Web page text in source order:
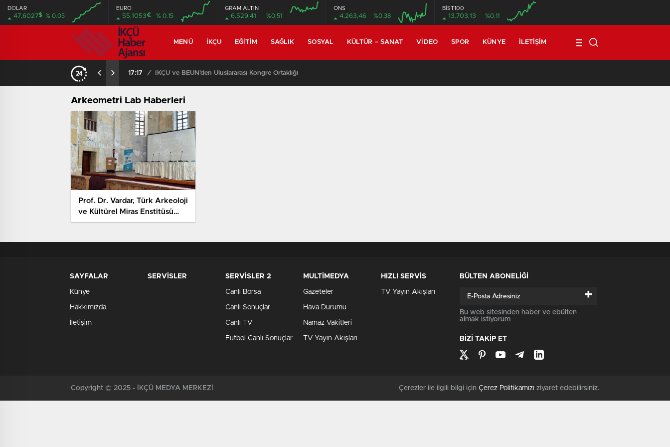
DOLAR
47,6027$ % 0.05
EURO
55,1053€ % 0.15
GRAM ALTIN
6.529,41 %0,51
ONS
4.263,46 %0,38
BİST100
13.703,13 %0,11
MENÜ İKÇU EĞITIM SAĞLIK SOSYAL KÜLTÜR – SANAT VIDEO SPOR KÜNYE İLETIŞIM
17:17 / İKÇÜ ve BEUN’den Uluslararası Kongre Ortaklığı
Arkeometri Lab Haberleri
Prof. Dr. Vardar, Türk Arkeoloji
ve Kültürel Miras Enstitüsü
Arkeometri Laboratuvarı
SAYFALAR
Künye
Hakkımızda
İletişim
SERVİSLER SERVİSLER 2
Canlı Borsa
Canlı Sonuçlar
Canlı TV
Futbol Canlı Sonuçlar
MULTİMEDYA
Gazeteler
Hava Durumu
Namaz Vakitleri
TV Yayın Akışları
HIZLI SERVİS
TV Yayın Akışları
BÜLTEN ABONELİĞİ
+
Bu web sitesinden haber ve ebülten
almak istiyorum
BİZİ TAKİP ET
Copyright © 2025 - İKÇÜ MEDYA MERKEZİ Çerezler ile ilgili bilgi için Çerez Politikamızı ziyaret edebilirsiniz.